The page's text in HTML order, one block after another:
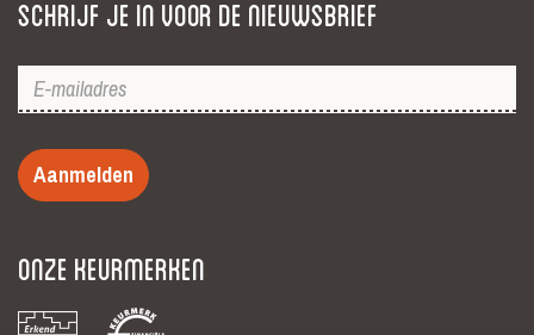
Schrijf je in voor de nieuwsbrief
Aanmelden
Onze keurmerken